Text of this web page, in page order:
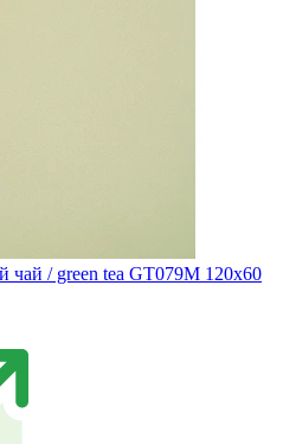
/ green tea GT079M 120х60